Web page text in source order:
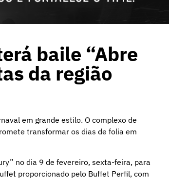
baile “Abre
da região
em grande estilo. O complexo de
transformar os dias de folia em
no dia 9 de fevereiro, sexta-feira, para
proporcionado pelo Buffet Perfil, com